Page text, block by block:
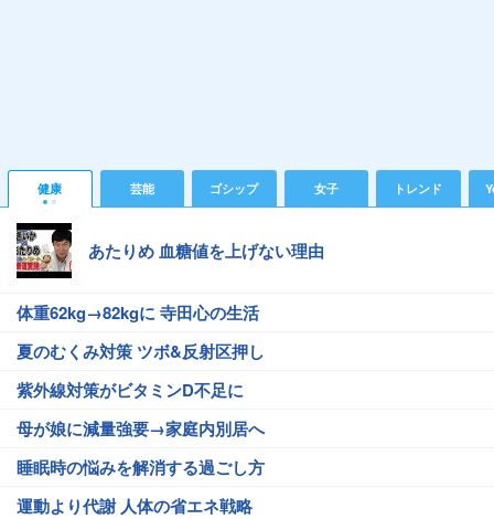
健康 芸能 ゴシップ 女子 トレンド
あたりめ 血糖値を上げない理由
体重62kg→82kgに 寺田心の生活
夏のむくみ対策 ツボ&反射区押し
紫外線対策がビタミンD不足に
母が娘に減量強要→家庭内別居へ
睡眠時の悩みを解消する過ごし方
運動より代謝 人体の省エネ戦略